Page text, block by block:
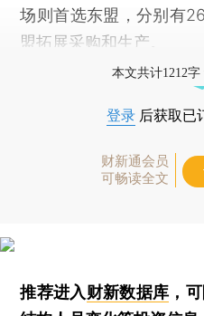
场则首选东盟，分别有
盟拓展采购和生产。
本文共计1212
登录 后获取已
财新通会员
可畅读全文
推荐进入财新数据库 ，